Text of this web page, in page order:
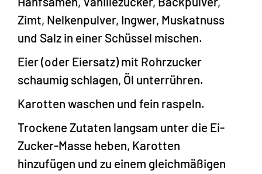
Zimt, Nelkenpulver, Ingwer, Muskatnuss
und Salz in einer Schüssel mischen.
Eier (oder Eiersatz) mit Rohrzucker
schaumig schlagen, Öl unterrühren.
Karotten waschen und fein raspeln.
Trockene Zutaten langsam unter die Ei-
Zucker-Masse heben, Karotten
hinzufügen und zu einem gleichmäßigen